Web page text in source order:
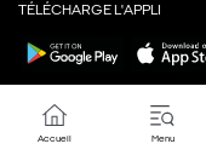
TÉLÉCHARGE L'APPLI
Accueil Menu